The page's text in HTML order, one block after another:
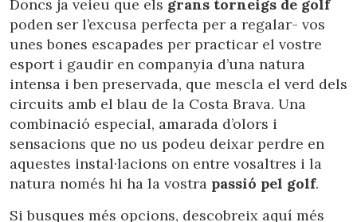
Doncs ja veieu que els grans torneigs de golf
poden ser l’excusa perfecta per a regalar- vos
unes bones escapades per practicar el vostre
esport i gaudir en companyia d’una natura
intensa i ben preservada, que mescla el verd dels
circuits amb el blau de la Costa Brava. Una
combinació especial, amarada d’olors i
sensacions que no us podeu deixar perdre en
aquestes instal·lacions on entre vosaltres i la
natura només hi ha la vostra passió pel golf.
Si busques més opcions, descobreix aquí més